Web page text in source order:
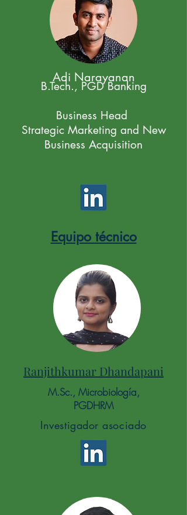
Adi Narayanan
B.Tech., PGD Banking
Business Head
Strategic Marketing and New
Business Acquisition
Equipo técnico
Ranjithkumar Dhandapani
M.Sc., Microbiología,
PGDHRM
Investigador asociado